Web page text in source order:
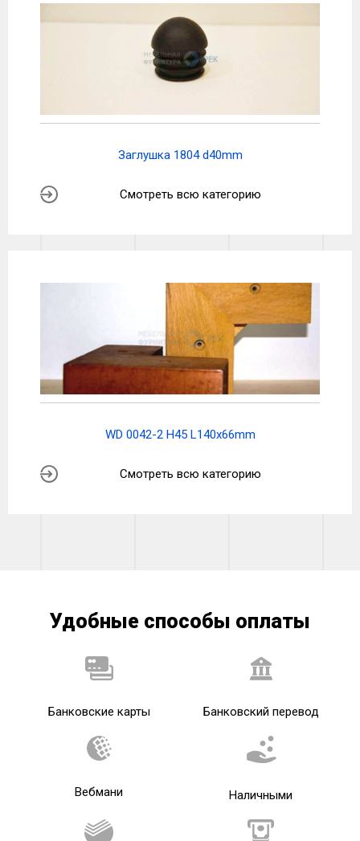
Заглушка 1804 d40mm
Смотреть всю категорию
WD 0042-2 H45 L140x66mm
Смотреть всю категорию
Удобные способы оплаты
Банковские карты Банковский перевод
Вебмани Наличными